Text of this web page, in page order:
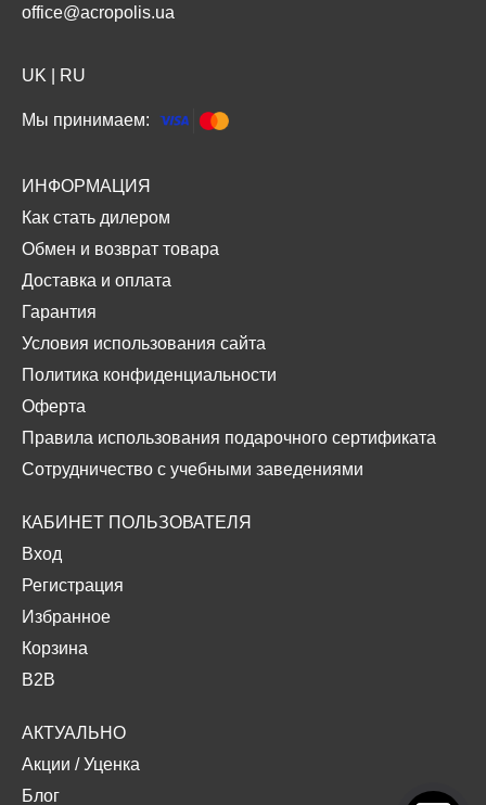
office@acropolis.ua
UK RU
Мы принимаем:
ИНФОРМАЦИЯ
Как стать дилером
Обмен и возврат товара
Доставка и оплата
Гарантия
Условия использования сайта
Политика конфиденциальности
Оферта
Правила использования подарочного сертификата
Сотрудничество с учебными заведениями
КАБИНЕТ ПОЛЬЗОВАТЕЛЯ
Вход
Регистрация
Избранное
Корзина
B2B
АКТУАЛЬНО
Акции /Уценка
Блог